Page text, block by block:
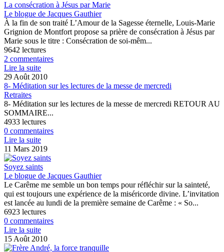
La consécration à Jésus par Marie
Le blogue de Jacques Gauthier
À la fin de son traité L’Amour de la Sagesse éternelle, Louis-Marie
Grignion de Montfort propose sa prière de consécration à Jésus par
Marie sous le titre : Consécration de soi-mêm...
9642 lectures
2 commentaires
Lire la suite
29 Août 2010
8- Méditation sur les lectures de la messe de mercredi
Retraites
8- Méditation sur les lectures de la messe de mercredi RETOUR AU
SOMMAIRE...
4933 lectures
0 commentaires
Lire la suite
11 Mars 2019
Soyez saints
Le blogue de Jacques Gauthier
Le Carême me semble un bon temps pour réfléchir sur la sainteté,
qui est toujours une expérience de la miséricorde divine. L’invitation
est lancée au lundi de la première semaine de Carême : « So...
6923 lectures
0 commentaires
Lire la suite
15 Août 2010